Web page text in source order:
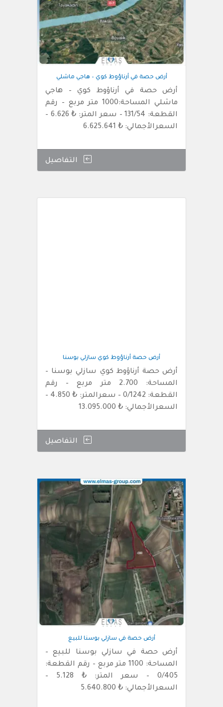
أرض حصة في أرناؤوط كوي – هاجي ماشلي
أرض حصة في أرناؤوط كوي – هاجي
ماشلي المساحة:1000 متر مربع – رقم
القطعة: 131/54 – سعر المتر: ₺ 6.626 –
السعرالأجمالي: ₺ 6.625.641
التفاصيل
أرض حصة أرناؤوط كوي سازلي بوسنا
أرض حصة أرناؤوط كوي سازلي بوسنا –
المساحة: 2.700 متر مربع – رقم
القطعة: 0/1242 – سعرالمتر: ₺ 4.850 –
السعرالأجمالي: ₺ 13.095.000
التفاصيل
أرض حصة في سازلي بوسنا للبيع
أرض حصة في سازلي بوسنا للبيع –
المساحة: 1100 متر مربع – رقم القطعة:
0/405 – سعر المتر: ₺ 5.128 –
السعرالأجمالي: ₺ 5.640.800